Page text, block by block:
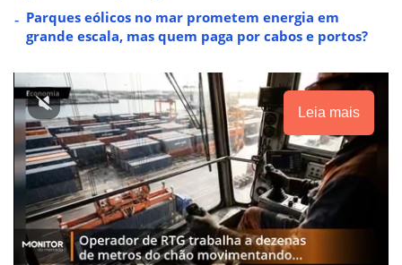
Parques eólicos no mar prometem energia em
grande escala, mas quem paga por cabos e portos?
Leia mais